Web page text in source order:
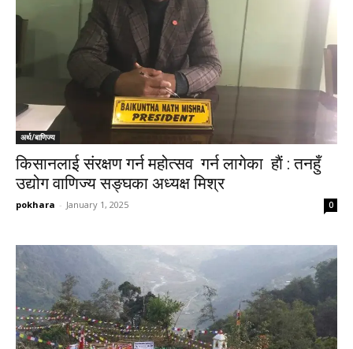
अर्थ/बाणिज्य
किसानलाई संरक्षण गर्न महोत्सव गर्न लागेका हाैं : तनहुँ
उद्योग वाणिज्य सङ्घका अध्यक्ष मिश्र
pokhara - January 1, 2025 0